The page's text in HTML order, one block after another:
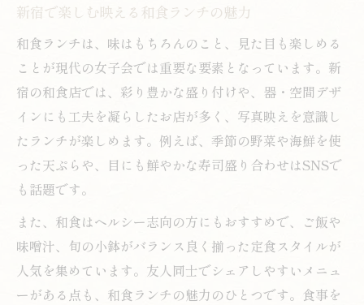
新宿で楽しむ映える和食ランチの魅力
和食ランチは、味はもちろんのこと、見た目も楽しめる
ことが現代の女子会では重要な要素となっています。新
宿の和食店では、彩り豊かな盛り付けや、器・空間デザ
インにも工夫を凝らしたお店が多く、写真映えを意識し
たランチが楽しめます。例えば、季節の野菜や海鮮を使
った天ぷらや、目にも鮮やかな寿司盛り合わせはSNSで
も話題です。
また、和食はヘルシー志向の方にもおすすめで、ご飯や
味噌汁、旬の小鉢がバランス良く揃った定食スタイルが
人気を集めています。友人同士でシェアしやすいメニュ
ーがある点も、和食ランチの魅力のひとつです。食事を